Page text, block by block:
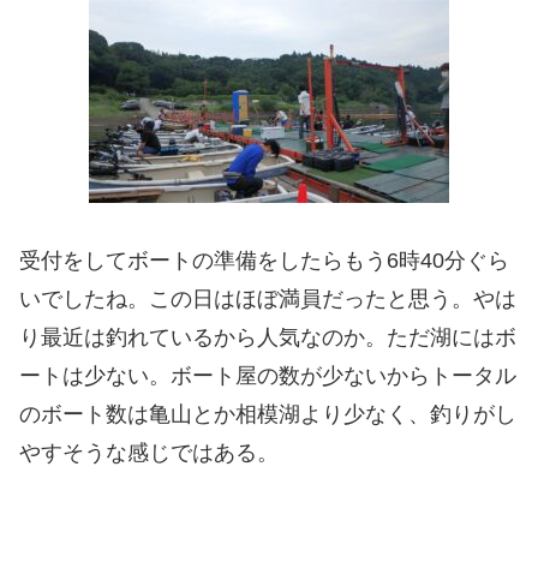
受付をしてボートの準備をしたらもう6時40分ぐら
いでしたね。この日はほぼ満員だったと思う。やは
り最近は釣れているから人気なのか。ただ湖にはボ
ートは少ない。ボート屋の数が少ないからトータル
のボート数は亀山とか相模湖より少なく、釣りがし
やすそうな感じではある。